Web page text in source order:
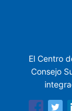
El Centro
Consejo